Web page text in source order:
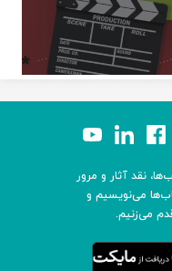
نقد آثار و مرور
می‌نویسیم و
می‌زنیم.